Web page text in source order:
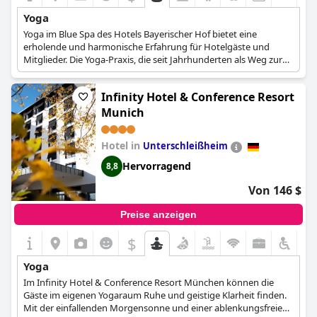
Sportverletzungen und unterstützt die Rehabilitation und
Rückbildungsgymnastik. Außerdem helfen diese Übungen bei
der Vorbeugung und Behandlung von Blasenschwäche und
Osteoporose. Die Methode, die von ihrem Erfinder Joseph
Hubert Pilates ursprünglich Contrology genannt wurde,
konzentriert sich auf die Muskelkontrolle durch die Kraft des
Geistes.
Yoga
Yoga im Blue Spa des Hotels Bayerischer Hof bietet eine
erholende und harmonische Erfahrung für Hotelgäste und
Mitglieder. Die Yoga-Praxis, die seit Jahrhunderten als Weg zur
Entspannung und Revitalisierung bekannt ist, hilft, Körper und
Geist durch Atemübungen, Körperhaltungen und Meditation zu
vereinen.
Individuelle Yoga-Sitzungen im Hotel Bayerischer Hof gehen auf
die individuellen Bedürfnisse jedes Teilnehmers ein. Durch die
Einbeziehung maßgeschneiderter Atemübungen, Positionen
und Meditationstechniken können die Gäste das Gleichgewicht
und die Harmonie in ihrem Körper und ihrer Seele
wiederherstellen. Die ruhige Atmosphäre des Blue Spa trägt
zusätzlich zur allgemeinen Ruhe der Yoga-Erfahrung bei.
Infinity Hotel & Conference Resort
Munich
Hotel in Unterschleißheim
8,8 Hervorragend
Von 146 $
Preise anzeigen
$
Yoga
Im Infinity Hotel & Conference Resort München können die
Gäste im eigenen Yogaraum Ruhe und geistige Klarheit finden.
Mit der einfallenden Morgensonne und einer ablenkungsfreien